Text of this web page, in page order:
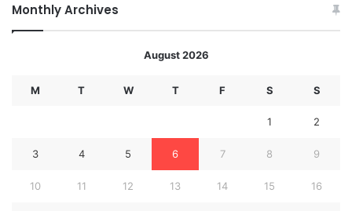
Monthly Archives
August 2026
M T W T F S S
1 2
3 4 5 6 7 8 9
10 11 12 13 14 15 16